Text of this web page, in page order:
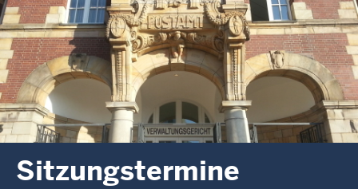
Sitzungstermine